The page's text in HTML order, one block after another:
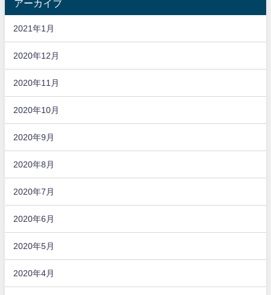
アーカイブ
2021年1月
2020年12月
2020年11月
2020年10月
2020年9月
2020年8月
2020年7月
2020年6月
2020年5月
2020年4月